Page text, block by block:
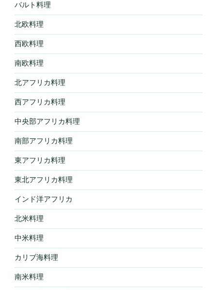
バルト料理
北欧料理
西欧料理
南欧料理
北アフリカ料理
西アフリカ料理
中央部アフリカ料理
南部アフリカ料理
東アフリカ料理
東北アフリカ料理
インド洋アフリカ
北米料理
中米料理
カリブ海料理
南米料理